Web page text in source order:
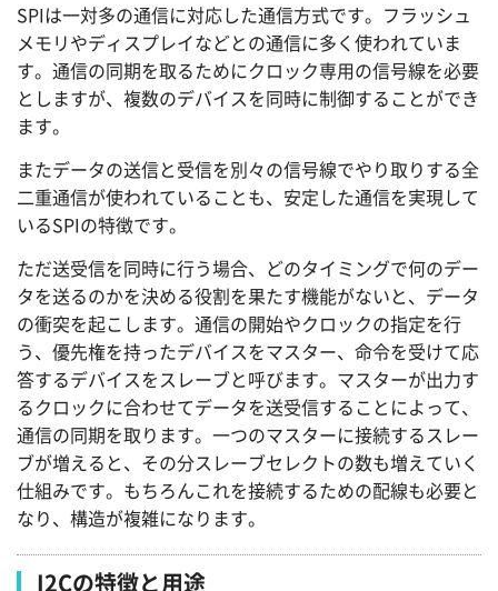
SPIは一対多の通信に対応した通信方式です。フラッシュ
メモリやディスプレイなどとの通信に多く使われていま
す。通信の同期を取るためにクロック専用の信号線を必要
としますが、複数のデバイスを同時に制御することができ
ます。
またデータの送信と受信を別々の信号線でやり取りする全
二重通信が使われていることも、安定した通信を実現して
いるSPIの特徴です。
ただ送受信を同時に行う場合、どのタイミングで何のデー
タを送るのかを決める役割を果たす機能がないと、データ
の衝突を起こします。通信の開始やクロックの指定を行
う、優先権を持ったデバイスをマスター、命令を受けて応
答するデバイスをスレーブと呼びます。マスターが出力す
るクロックに合わせてデータを送受信することによって、
通信の同期を取ります。一つのマスターに接続するスレー
ブが増えると、その分スレーブセレクトの数も増えていく
仕組みです。もちろんこれを接続するための配線も必要と
なり、構造が複雑になります。
I2Cの特徴と用途